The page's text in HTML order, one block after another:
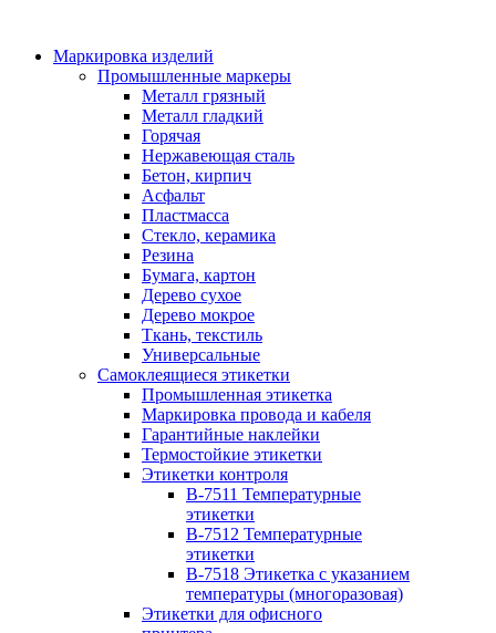
Маркировка изделий
Промышленные маркеры
Металл грязный
Металл гладкий
Горячая
Нержавеющая сталь
Бетон, кирпич
Асфальт
Пластмасса
Стекло, керамика
Резина
Бумага, картон
Дерево сухое
Дерево мокрое
Ткань, текстиль
Универсальные
Самоклеящиеся этикетки
Промышленная этикетка
Маркировка провода и кабеля
Гарантийные наклейки
Термостойкие этикетки
Этикетки контроля
B-7511 Температурные
этикетки
B-7512 Температурные
этикетки
B-7518 Этикетка с указанием
температуры (многоразовая)
Этикетки для офисного